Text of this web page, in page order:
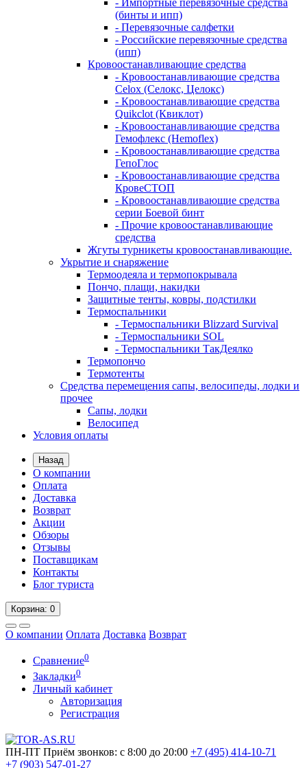
- Импортные перевязочные средства
(бинты и ипп)
- Перевязочные салфетки
- Российские перевязочные средства
(ипп)
Кровоостанавливающие средства
- Кровоостанавливающие средства
Celox (Селокс, Целокс)
- Кровоостанавливающие средства
Quikclot (Квиклот)
- Кровоостанавливающие средства
Гемофлекс (Hemoflex)
- Кровоостанавливающие средства
ГепоГлос
- Кровоостанавливающие средства
КровеСТОП
- Кровоостанавливающие средства
серии Боевой бинт
- Прочие кровоостанавливающие
средства
Жгуты турникеты кровоостанавливающие.
Укрытие и снаряжение
Термоодеяла и термопокрывала
Пончо, плащи, накидки
Защитные тенты, ковры, подстилки
Термоспальники
- Термоспальники Blizzard Survival
- Термоспальники SOL
- Термоспальники ТакДеялко
Термопончо
Термотенты
Средства перемещения сапы, велосипеды, лодки и
прочее
Сапы, лодки
Велосипед
Условия оплаты
Назад
О компании
Оплата
Доставка
Возврат
Акции
Обзоры
Отзывы
Поставщикам
Контакты
Блог туриста
Корзина: 0
О компании Оплата Доставка Возврат
Сравнение0
Закладки0
Личный кабинет
Авторизация
Регистрация
ПН-ПТ Приём звонков: с 8:00 до 20:00 +7 (495) 414-10-71
+7 (903) 547-01-27